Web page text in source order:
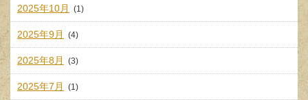
2025年10月 (1)
2025年9月 (4)
2025年8月 (3)
2025年7月 (1)